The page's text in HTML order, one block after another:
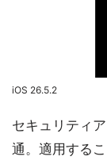
iOS 26.5.2
セキュリティ
通。適用する